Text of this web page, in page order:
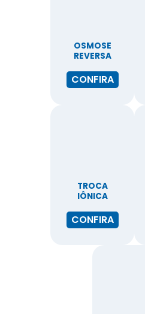
OSMOSE
REVERSA
CONFIRA
TROCA
IÔNICA
CONFIRA